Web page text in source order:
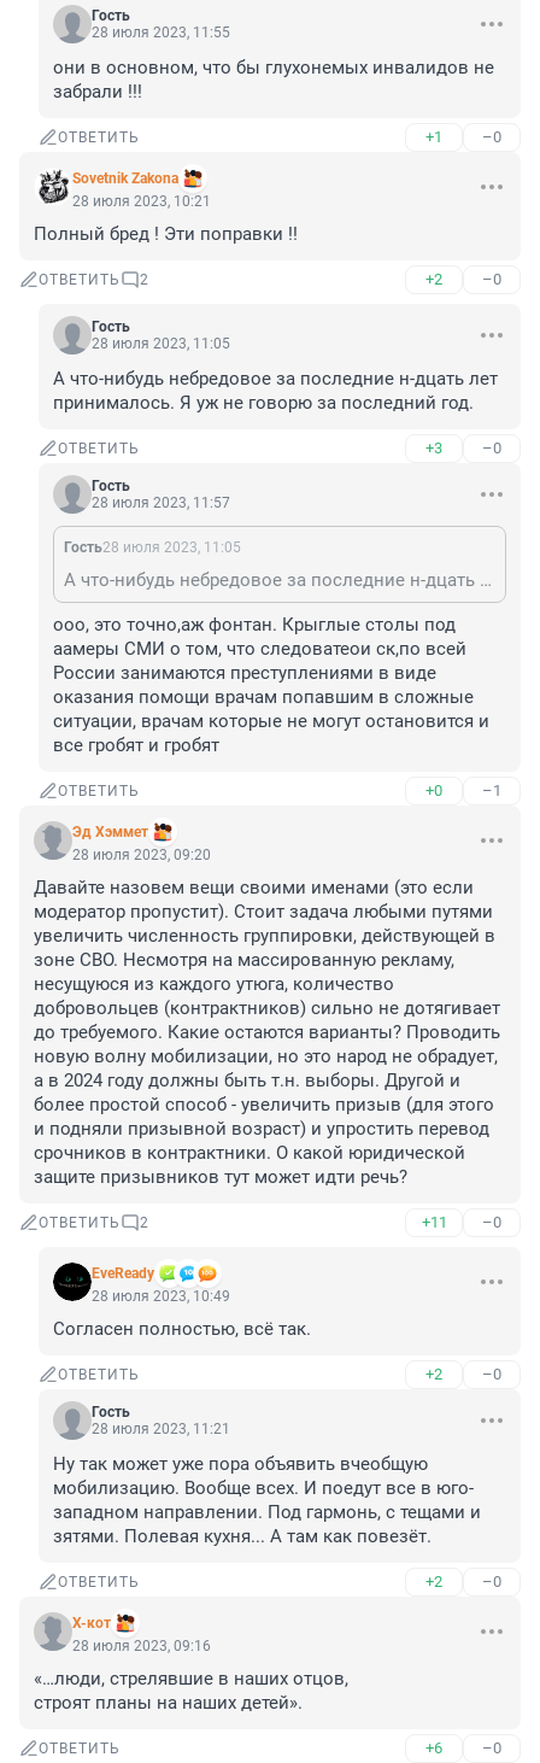
Гость
28 июля 2023, 11:55
они в основном, что бы глухонемых инвалидов не
забрали !!!
ОТВЕТИТЬ +1 –0
Sovetnik Zakona
28 июля 2023, 10:21
Полный бред ! Эти поправки !!
ОТВЕТИТЬ 2 +2 –0
Гость
28 июля 2023, 11:05
А что-нибудь небредовое за последние н-дцать лет
принималось. Я уж не говорю за последний год.
ОТВЕТИТЬ +3 –0
Гость
28 июля 2023, 11:57
Гость28 июля 2023, 11:05
А что-нибудь небредовое за последние н-дцать лет принималось. Я уж не говорю за последний год.
ооо, это точно,аж фонтан. Крыглые столы под
аамеры СМИ о том, что следоватеои ск,по всей
России занимаются преступлениями в виде
оказания помощи врачам попавшим в сложные
ситуации, врачам которые не могут остановится и
все гробят и гробят
ОТВЕТИТЬ +0 –1
Эд Хэммет
28 июля 2023, 09:20
Давайте назовем вещи своими именами (это если
модератор пропустит). Стоит задача любыми путями
увеличить численность группировки, действующей в
зоне СВО. Несмотря на массированную рекламу,
несущуюся из каждого утюга, количество
добровольцев (контрактников) сильно не дотягивает
до требуемого. Какие остаются варианты? Проводить
новую волну мобилизации, но это народ не обрадует,
а в 2024 году должны быть т.н. выборы. Другой и
более простой способ - увеличить призыв (для этого
и подняли призывной возраст) и упростить перевод
срочников в контрактники. О какой юридической
защите призывников тут может идти речь?
ОТВЕТИТЬ 2 +11 –0
EveReady
28 июля 2023, 10:49
Согласен полностью, всё так.
ОТВЕТИТЬ +2 –0
Гость
28 июля 2023, 11:21
Ну так может уже пора объявить вчеобщую
мобилизацию. Вообще всех. И поедут все в юго-
западном направлении. Под гармонь, с тещами и
зятями. Полевая кухня... А там как повезёт.
ОТВЕТИТЬ +2 –0
X-кот
28 июля 2023, 09:16
«…люди, стрелявшие в наших отцов,
строят планы на наших детей».
ОТВЕТИТЬ +6 –0